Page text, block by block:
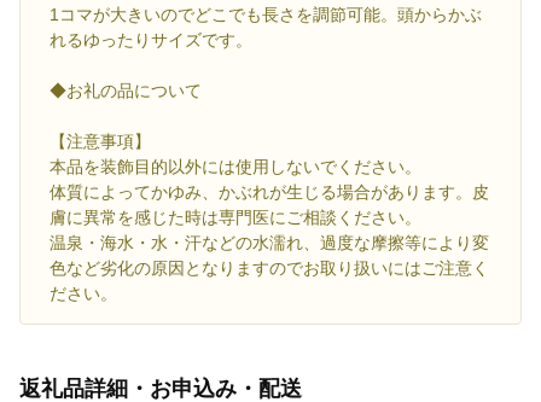
1コマが大きいのでどこでも長さを調節可能。頭からかぶ
れるゆったりサイズです。
◆お礼の品について
【注意事項】
本品を装飾目的以外には使用しないでください。
体質によってかゆみ、かぶれが生じる場合があります。皮
膚に異常を感じた時は専門医にご相談ください。
温泉・海水・水・汗などの水濡れ、過度な摩擦等により変
色など劣化の原因となりますのでお取り扱いにはご注意く
ださい。
返礼品詳細・お申込み・配送